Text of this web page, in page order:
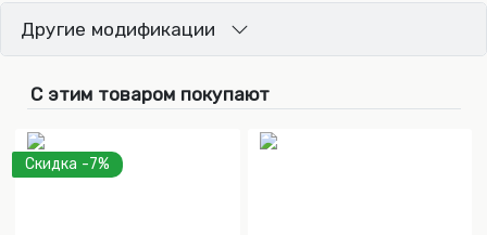
Другие модификации
С этим товаром покупают
Скидка -7%